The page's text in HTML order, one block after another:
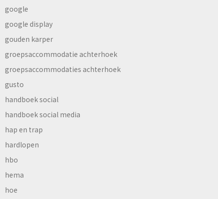
google
google display
gouden karper
groepsaccommodatie achterhoek
groepsaccommodaties achterhoek
gusto
handboek social
handboek social media
hap en trap
hardlopen
hbo
hema
hoe